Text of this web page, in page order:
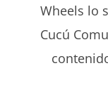
Wheels lo
Cucú